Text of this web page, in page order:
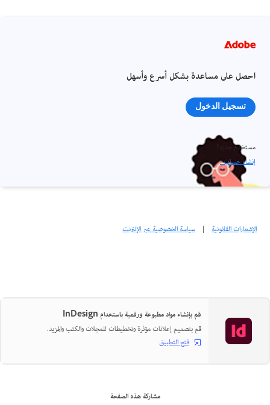
احصل على مساعدة بشكل أسرع وأسهل
تسجيل الدخول
مستخدم جديد؟
إنشاء حساب ›
الإشعارات القانونية | سياسة الخصوصية عبر الإنترنت
قم بإنشاء مواد مطبوعة ورقمية باستخدام InDesign
قم بتصميم إعلانات مؤثرة وتخطيطات للمجلات والكتب والمزيد.
فتح التطبيق
مشاركة هذه الصفحة